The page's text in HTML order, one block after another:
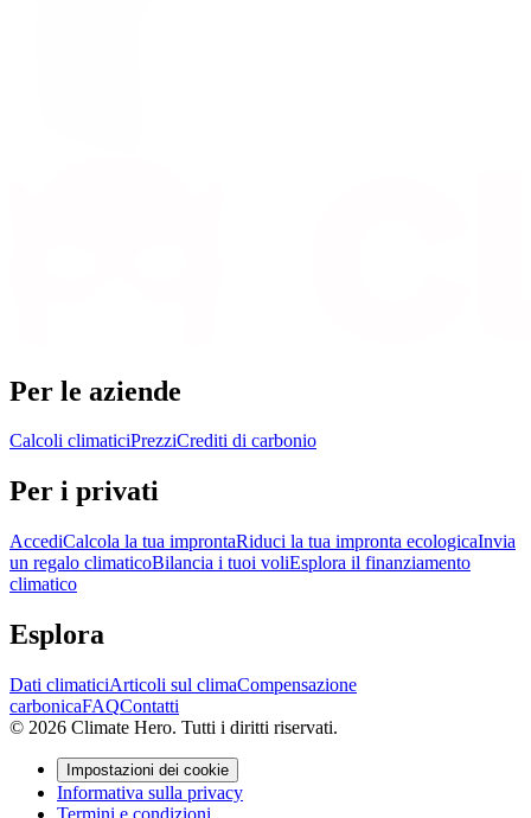
Per le aziende
Calcoli climaticiPrezziCrediti di carbonio
Per i privati
AccediCalcola la tua improntaRiduci la tua impronta ecologicaInvia
un regalo climaticoBilancia i tuoi voliEsplora il finanziamento
climatico
Esplora
Dati climaticiArticoli sul climaCompensazione
carbonicaFAQContatti
© 2026 Climate Hero. Tutti i diritti riservati.
Impostazioni dei cookie
Informativa sulla privacy
Termini e condizioni